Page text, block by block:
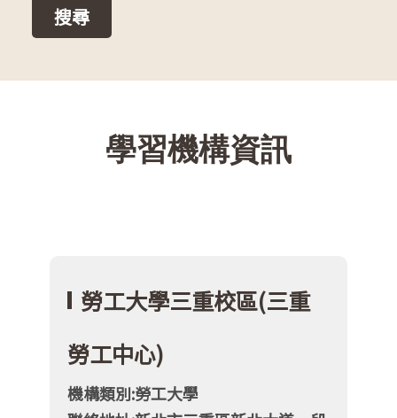
學習機構資訊
勞工大學三重校區(三重
勞工中心)
機構類別:勞工大學